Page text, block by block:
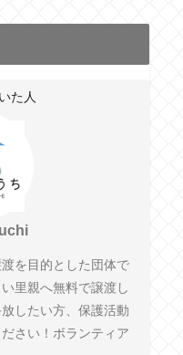
た人
を目的とした団体で
里親へ無料で譲渡し
したい方、保護活動
さい！ボランティア